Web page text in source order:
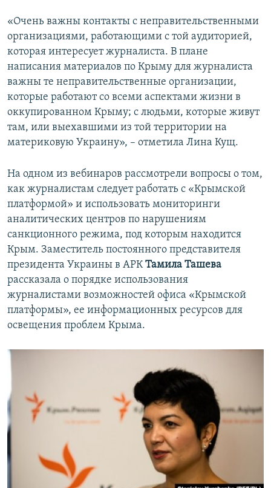
«Очень важны контакты с неправительственными
организациями, работающими с той аудиторией,
которая интересует журналиста. В плане
написания материалов по Крыму для журналиста
важны те неправительственные организации,
которые работают со всеми аспектами жизни в
оккупированном Крыму; с людьми, которые живут
там, или выехавшими из той территории на
материковую Украину», – отметила Лина Кущ.
На одном из вебинаров рассмотрели вопросы о том,
как журналистам следует работать с «Крымской
платформой» и использовать мониторинги
аналитических центров по нарушениям
санкционного режима, под которым находится
Крым. Заместитель постоянного представителя
президента Украины в АРКТамила Ташева
рассказала о порядке использования
журналистами возможностей офиса «Крымской
платформы», ее информационных ресурсов для
освещения проблем Крыма.